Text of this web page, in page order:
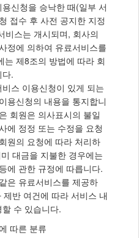
신청을 승낙한 때(일부 서
접수 후 사전 공지한 지정
비스는 개시되며, 회사의
정에 의하여 유료서비스를
는 제8조의 방법에 따라 회
.
스 이용신청이 있게 되는
용신청의 내용을 통지합니
회원은 의사표시의 불일
에 정정 또는 수정을 요청
원의 요청에 따라 처리하
대금을 지불한 경우에는
에 관한 규정에 따릅니다.
은 유료서비스를 제공하
반 여건에 따라 서비스 내
수 있습니다.
따른 분류